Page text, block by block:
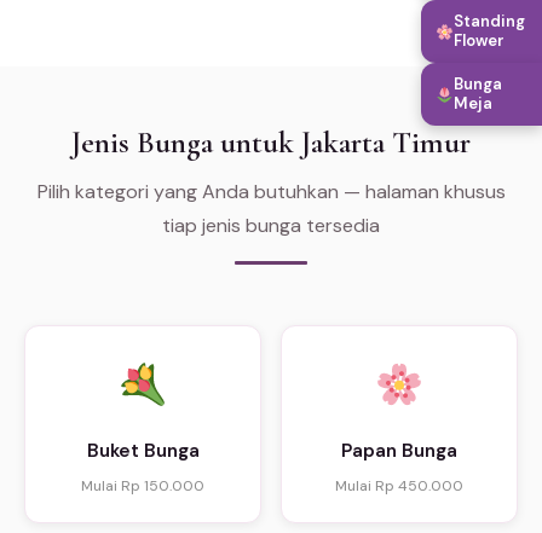
Jenis Bunga untuk Jakarta Timur
Pilih kategori yang Anda butuhkan — halaman khusus
tiap jenis bunga tersedia
Buket Bunga
Mulai Rp 150.000
Papan Bunga
Mulai Rp 450.000
Standing
Flower
Bunga
Meja